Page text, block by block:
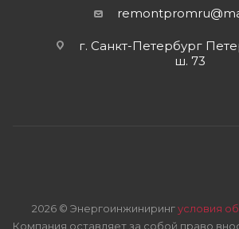
remontpromru
г. Санкт-Петербург
ш. 73
2026 © Энергоинжинирингусловия
Компания оставляет за собой право